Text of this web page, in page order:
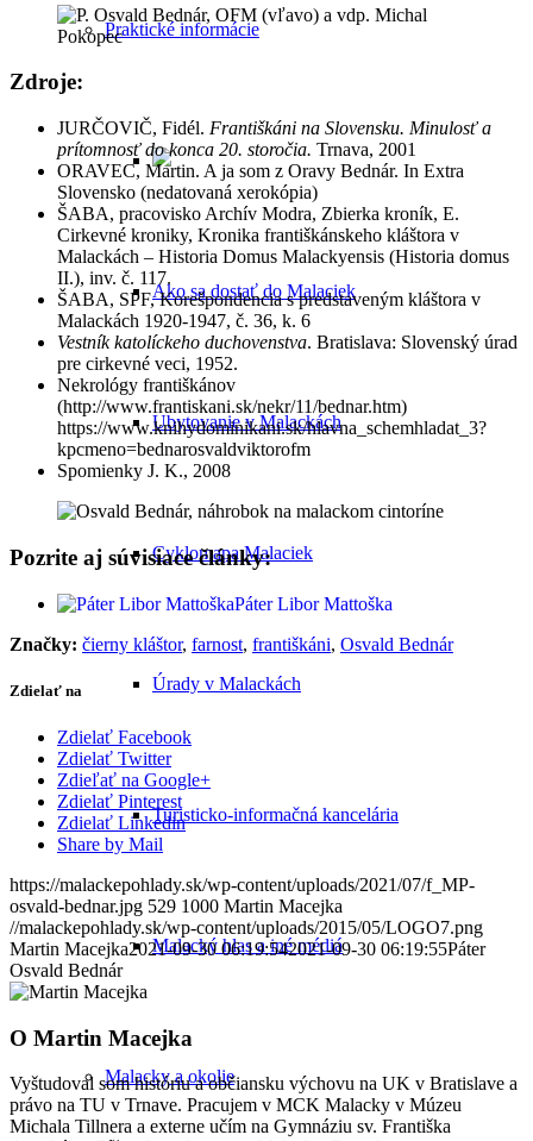
Praktické informácie
Ako sa dostať do Malaciek
Ubytovanie v Malackách
Cyklomapa Malaciek
Úrady v Malackách
Turisticko-informačná kancelária
Malacký hlas a iné médiá
Malacky a okolie
Zdroje:
JURČOVIČ, Fidél. Františkáni na Slovensku. Minulosť a
prítomnosť do konca 20. storočia. Trnava, 2001
ORAVEC, Martin. A ja som z Oravy Bednár. In Extra
Slovensko (nedatovaná xerokópia)
ŠABA, pracovisko Archív Modra, Zbierka kroník, E.
Cirkevné kroniky, Kronika františkánskeho kláštora v
Malackách – Historia Domus Malackyensis (Historia domus
II.), inv. č. 117.
ŠABA, SPF, Korešpondencia s predstaveným kláštora v
Malackách 1920-1947, č. 36, k. 6
Vestník katolíckeho duchovenstva. Bratislava: Slovenský úrad
pre cirkevné veci, 1952.
Nekrológy františkánov
(http://www.frantiskani.sk/nekr/11/bednar.htm)
https://www.knihydominikani.sk/hlavna_schemhladat_3?
kpcmeno=bednarosvaldviktorofm
Spomienky J. K., 2008
Pozrite aj súvisiace články:
Páter Libor Mattoška
Značky: čierny kláštor, farnost, františkáni, Osvald Bednár
Zdielať na
Zdielať Facebook
Zdielať Twitter
Zdieľať na Google+
Zdielať Pinterest
Zdielať Linkedin
Share by Mail
https://malackepohlady.sk/wp-content/uploads/2021/07/f_MP-
osvald-bednar.jpg 529 1000 Martin Macejka
//malackepohlady.sk/wp-content/uploads/2015/05/LOGO7.png
Martin Macejka2021-09-30 06:19:542021-09-30 06:19:55Páter
Osvald Bednár
O Martin Macejka
Vyštudoval som históriu a občiansku výchovu na UK v Bratislave a
právo na TU v Trnave. Pracujem v MCK Malacky v Múzeu
Michala Tillnera a externe učím na Gymnáziu sv. Františka